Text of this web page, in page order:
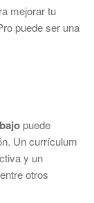
mejorar tu
puede ser una
puede
Un currículum
y un
otros